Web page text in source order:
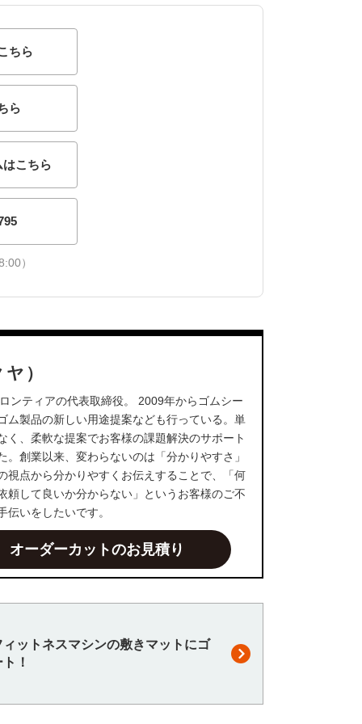
ちら
ら
こちら
）
）
ンティアの代表取締役。 2009年からゴムシー
ム製品の新しい用途提案なども行っている。単
、柔軟な提案でお客様の課題解決のサポート
創業以来、変わらないのは「分かりやすさ」
視点から分かりやすくお伝えすることで、「何
頼して良いか分からない」というお客様のご不
いをしたいです。
オーダーカットのお見積り
ィットネスマシンの敷きマットにゴ
！